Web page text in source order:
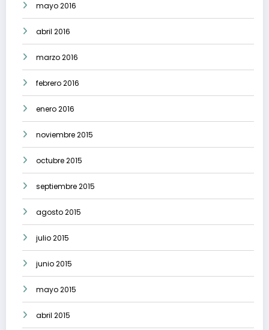
mayo 2016
abril 2016
marzo 2016
febrero 2016
enero 2016
noviembre 2015
octubre 2015
septiembre 2015
agosto 2015
julio 2015
junio 2015
mayo 2015
abril 2015